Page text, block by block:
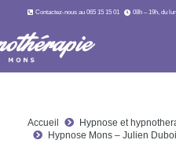
Contactez-nous au 065 15 15 01 08h – 19h, du
Accueil
Hypnose et
Hypnose Mons – Julien